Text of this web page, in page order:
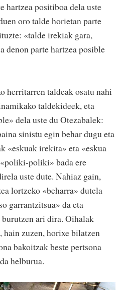
hartzea positiboa dela uste
oro talde horietan parte
«talde irekiak gara,
denon parte hartzea posible
herritarren taldeak osatu nahi
taldekideek, eta
dela uste du Otezabalek:
sinistu egin behar dugu eta
«eskuak irekita» eta «eskua
poliki» bada ere
uste dute. Nahiaz gain,
lortzeko «beharra» dutela
garrantzitsua» da eta
ari dira. Oihalak
hain zuzen, horixe bilatzen
bakoitzak beste pertsona
helburua.